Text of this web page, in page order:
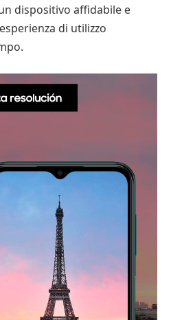
dispositivo affidabile e
di utilizzo